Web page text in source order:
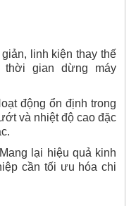
linh kiện thay thế
thời gian dừng máy
động ổn định trong
và nhiệt độ cao đặc
Mang lại hiệu quả kinh
cần tối ưu hóa chi